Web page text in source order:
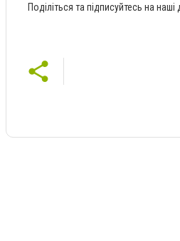
Поділіться та підписуйтесь на